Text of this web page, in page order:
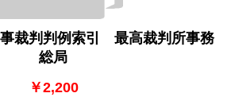
裁判判例索引 最高裁判所事務
総局
￥2,200